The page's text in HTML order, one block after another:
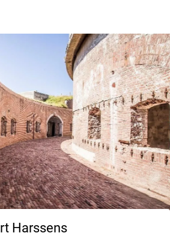
Harssens